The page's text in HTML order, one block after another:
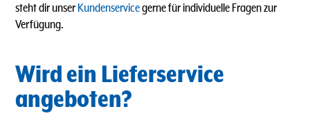
steht dir unser Kundenservicegerne für individuelle Fragen zur
Verfügung.
Wird ein Lieferservice
angeboten?